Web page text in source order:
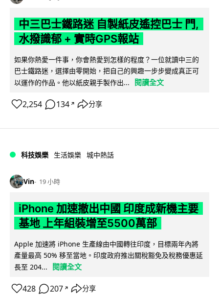
中三巴士鐵路迷 自製紙皮遙控巴士 門,
水撥識郁 + 實時GPS報站
如果你熱愛一件事，你會熱愛到怎樣的程度？一位就讀中三的
巴士鐵路迷，選擇由零開始，把自己的興趣一步步變成真正可
以運作的作品。他以紙皮親手製作出...
閱讀全文
2,254 134 ↗ 分享
科技娛樂 生活娛樂 城中熱話
Vin 19 小時
iPhone 加速撤出中國 印度成新機主要
基地 上年組裝增至5500萬部
Apple 加速將 iPhone 生產線由中國轉往印度，目標兩年內將
產量最高 50% 移至當地。印度政府推出關稅豁免及稅務優惠延
長至 204...
閱讀全文
428 207 ↗ 分享